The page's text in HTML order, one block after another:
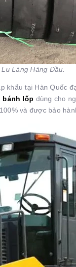
Láng Hàng Đầu.
khẩu tại Hàn Quốc
bánh lốp dùng cho
và được bảo